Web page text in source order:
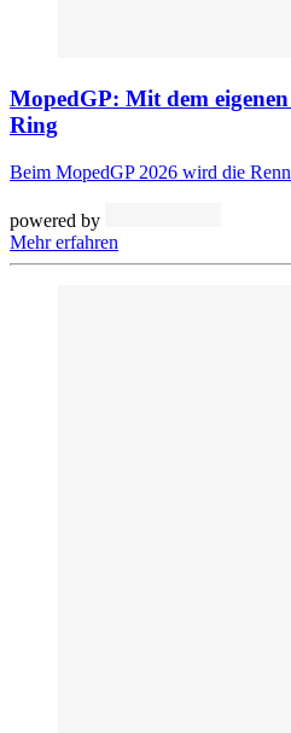
MopedGP: Mit dem
Ring
Beim MopedGP 2026 wird die
powered by
Mehr erfahren